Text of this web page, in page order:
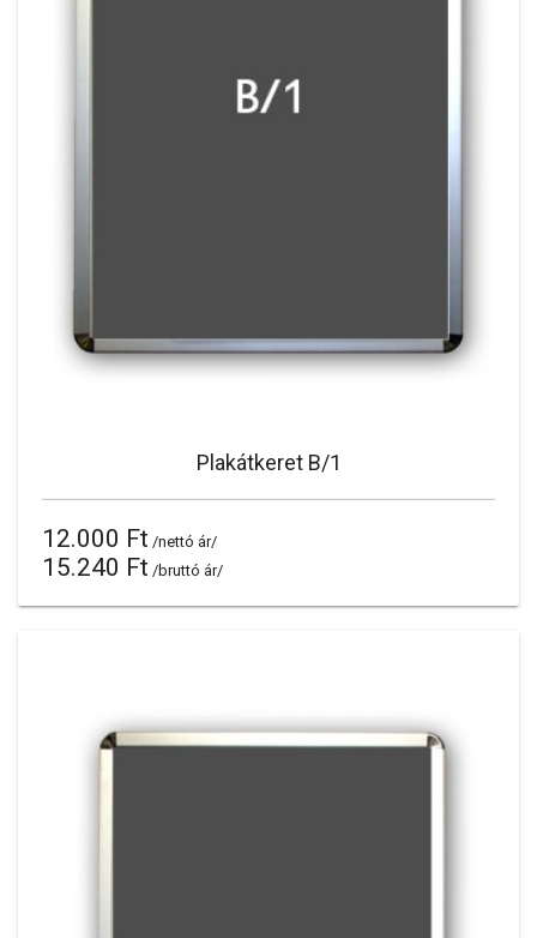
Plakátkeret B/1
12.000 Ft /nettó ár/
15.240 Ft /bruttó ár/